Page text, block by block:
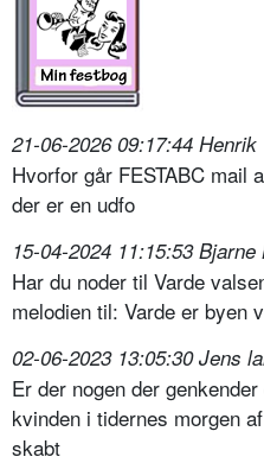
21-06-2026 09:17:44 Henrik
Hvorfor går FESTABC mail
der er en udfo
15-04-2024 11:15:53 Bjarne
Har du noder til Varde
melodien til: Varde er byen
02-06-2023 13:05:30 Jens
Er der nogen der
kvinden i tidernes morgen
skabt